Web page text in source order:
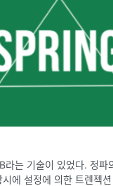
는 기술이 있었다. 정파
에 설정에 의한 트렌젝